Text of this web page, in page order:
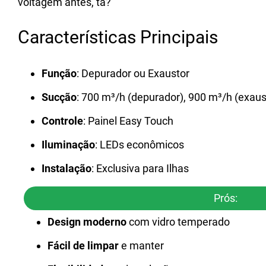
Características Principais
Função: Depurador ou Exaustor
Sucção: 700 m³/h (depurador), 900 m³/h
Controle: Painel Easy Touch
Iluminação: LEDs econômicos
Instalação: Exclusiva para Ilhas
Prós:
Design modernocom vidro temperado
Fácil de limpare manter